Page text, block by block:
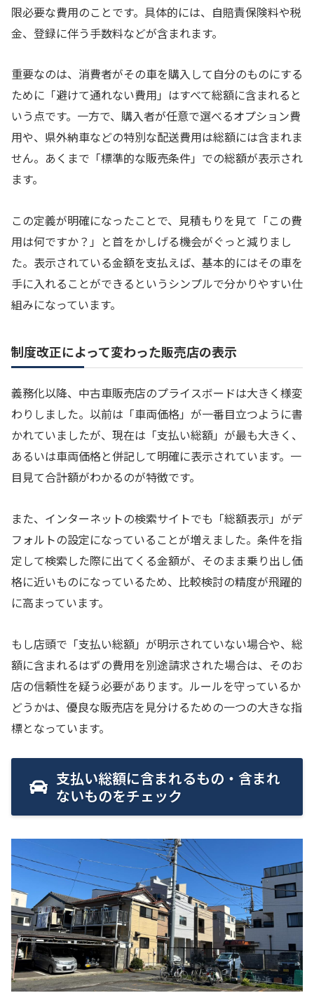
限必要な費用のことです。具体的には、自賠責保険料や税
金、登録に伴う手数料などが含まれます。
重要なのは、消費者がその車を購入して自分のものにする
ために「避けて通れない費用」はすべて総額に含まれると
いう点です。一方で、購入者が任意で選べるオプション費
用や、県外納車などの特別な配送費用は総額には含まれま
せん。あくまで「標準的な販売条件」での総額が表示され
ます。
この定義が明確になったことで、見積もりを見て「この費
用は何ですか？」と首をかしげる機会がぐっと減りまし
た。表示されている金額を支払えば、基本的にはその車を
手に入れることができるというシンプルで分かりやすい仕
組みになっています。
制度改正によって変わった販売店の表示
義務化以降、中古車販売店のプライスボードは大きく様変
わりしました。以前は「車両価格」が一番目立つように書
かれていましたが、現在は「支払い総額」が最も大きく、
あるいは車両価格と併記して明確に表示されています。一
目見て合計額がわかるのが特徴です。
また、インターネットの検索サイトでも「総額表示」がデ
フォルトの設定になっていることが増えました。条件を指
定して検索した際に出てくる金額が、そのまま乗り出し価
格に近いものになっているため、比較検討の精度が飛躍的
に高まっています。
もし店頭で「支払い総額」が明示されていない場合や、総
額に含まれるはずの費用を別途請求された場合は、そのお
店の信頼性を疑う必要があります。ルールを守っているか
どうかは、優良な販売店を見分けるための一つの大きな指
標となっています。
支払い総額に含まれるもの・含まれ
ないものをチェック